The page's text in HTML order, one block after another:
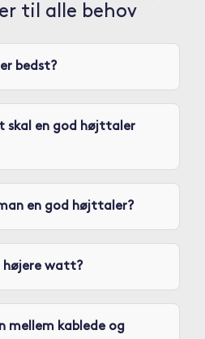
til alle behov
bedst?
skal en god højttaler
en god højttaler?
højere watt?
mellem kablede og